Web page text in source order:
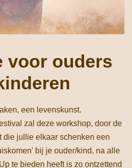
voor ouders
een levenskunst.
zal deze workshop, door de
die jullie elkaar schenken een
bij je ouder/kind, na alle
te bieden heeft is zo ontzettend